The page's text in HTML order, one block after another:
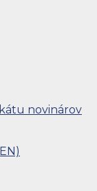
novinárov